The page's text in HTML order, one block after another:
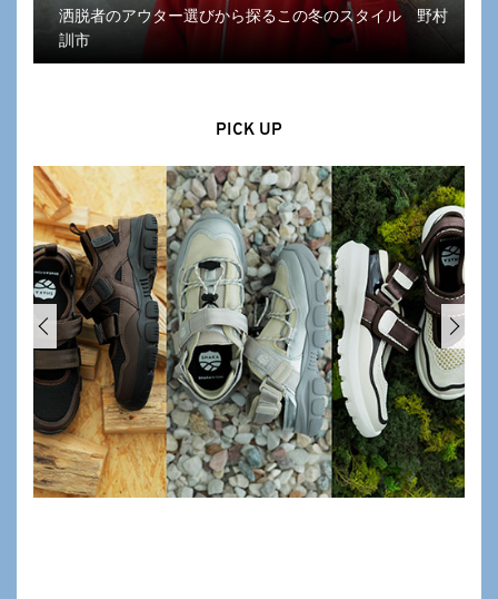
洒脱者のアウター選びから探るこの冬のスタイル 野村
訓市
PICK UP